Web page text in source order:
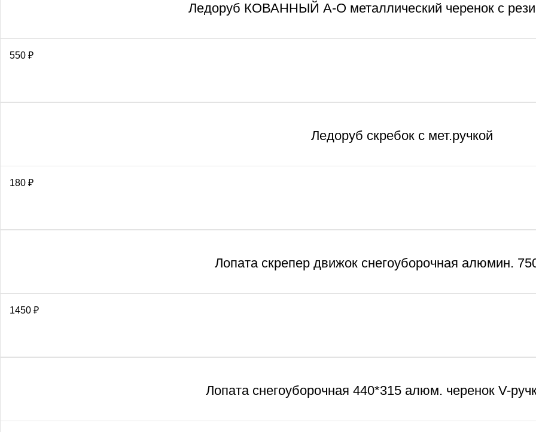
Ледоруб КОВАННЫЙ А-О металлический черенок с
550 ₽
Ледоруб скребок с мет.ручкой
180 ₽
Лопата скрепер движок снегоуборочная алюмин.
1450 ₽
Лопата снегоуборочная 440*315 алюм. черенок V-